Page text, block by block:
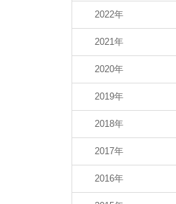
2022年
2021年
2020年
2019年
2018年
2017年
2016年